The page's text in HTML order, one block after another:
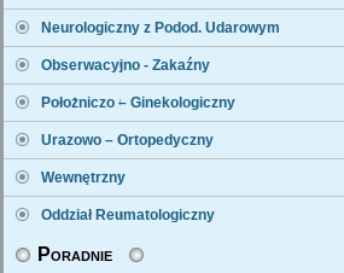
Neurologiczny z Podod. Udarowym
Obserwacyjno - Zakaźny
Położniczo – Ginekologiczny
Urazowo – Ortopedyczny
Wewnętrzny
Oddział Reumatologiczny
Poradnie